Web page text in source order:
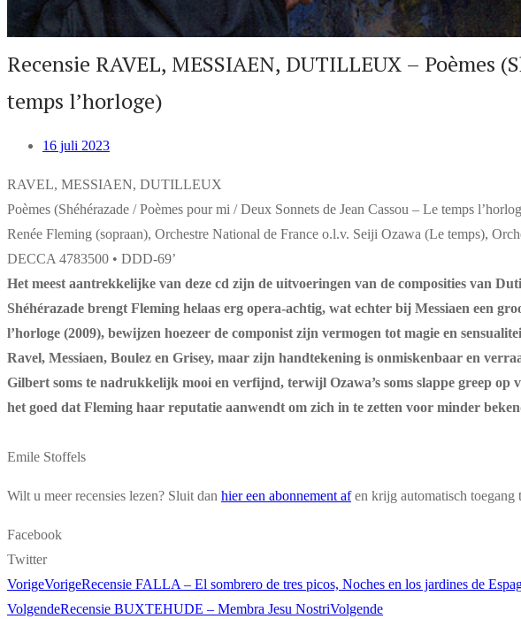
Recensie RAVEL, MESSIAEN, DUTILLEUX – Poèmes
temps l’horloge)
16 juli 2023
RAVEL, MESSIAEN, DUTILLEUX
Poèmes (Shéhérazade / Poèmes pour mi / Deux Sonnets de Jean Cassou – Le temps
Renée Fleming (sopraan), Orchestre National de France o.l.v. Seiji Ozawa (Le temps),
DECCA 4783500 • DDD-69’
Het meest aantrekkelijke van deze cd zijn de uitvoeringen van de composities van
Shéhérazade brengt Fleming helaas erg opera-achtig, wat echter bij Messiaen een
l’horloge (2009), bewijzen hoezeer de componist zijn vermogen tot magie en
Ravel, Messiaen, Boulez en Grisey, maar zijn handtekening is onmiskenbaar en
Gilbert soms te nadrukkelijk mooi en verfijnd, terwijl Ozawa’s soms slappe greep
het goed dat Fleming haar reputatie aanwendt om zich in te zetten voor minder
Emile Stoffels
Wilt u meer recensies lezen? Sluit dan hier een abonnement afen krijg automatisch toegang
Facebook
Twitter
VorigeVorigeRecensie FALLA – El sombrero de tres picos, Noches en los jardines de
VolgendeRecensie BUXTEHUDE – Membra Jesu NostriVolgende